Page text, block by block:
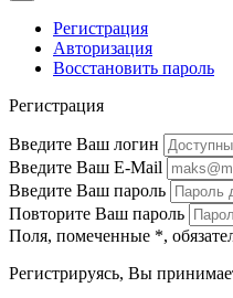
Регистрация
Авторизация
Восстановить пароль
Регистрация
Введите Ваш логин
Введите Ваш E-Mail
Введите Ваш пароль
Повторите Ваш пароль
Поля, помеченные *,
Регистрируясь, Вы